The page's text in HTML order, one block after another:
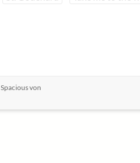
Spaciousvon